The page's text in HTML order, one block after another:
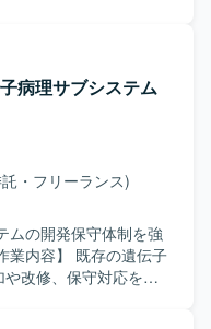
ます。既存機能の改
づく機能追加なども
ニケーションを取
り組んでいただける
保守・改善業務に対
境です。 【ポジ
ステムに長期的に関
の両面を深めていただ
貫して携わることが
を積むことができま
病理サブシステム
・フリーランス)
ムの開発保守体制を強
改修、保守対応をご